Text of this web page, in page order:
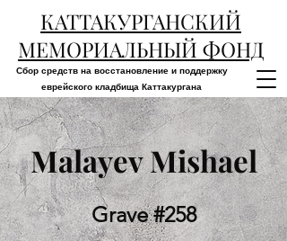
КАТТАКУРГАНСКИЙ
МЕМОРИАЛЬНЫЙ ФОНД
Сбор средств на восстановление и поддержку
еврейского кладбища Каттакургана
Malayev Mishael
Grave #258